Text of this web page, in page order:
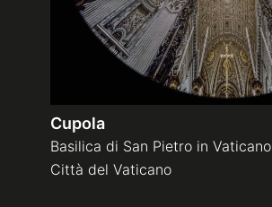
Cupola
Basilica di San Pietro in Vaticano
Città del Vaticano